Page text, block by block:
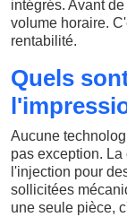
intégrés. Avant
volume horaire.
rentabilité.
Quels
Aucune
pas exception.
l'injection pour
sollicitées
une seule pièce,